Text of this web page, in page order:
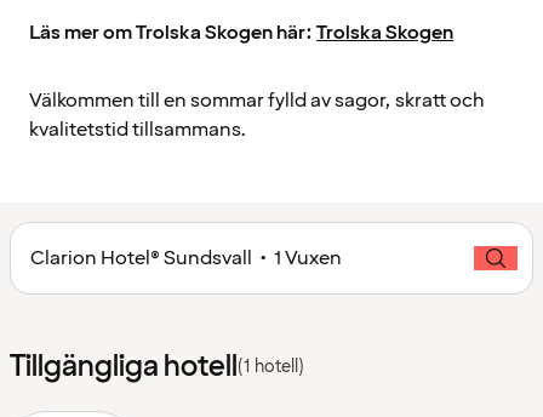
Läs mer om Trolska Skogen här:Trolska Skogen
Välkommen till en sommar fylld av sagor, skratt och
kvalitetstid tillsammans.
Clarion Hotel® Sundsvall • 1 Vuxen
Tillgängliga hotell(1 hotell)